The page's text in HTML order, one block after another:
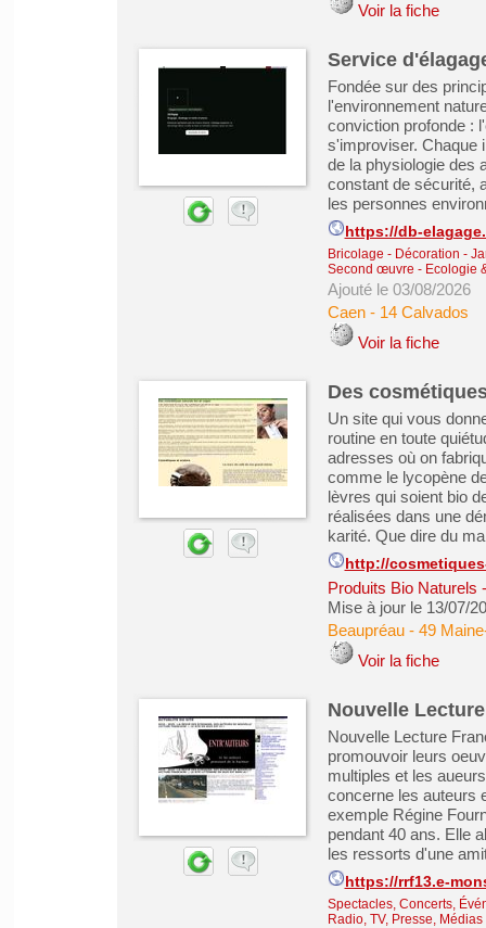
Voir la fiche
Service
Fondée sur des
l'environnement
conviction profonde :
s'improviser. Chaque
de la physiologie des
constant de sécurité,
les personnes
https://db-
Bricolage - Décoration -
Second œuvre - Ecologie
Ajouté le 03/08/2026
Caen- 14 Calvados
Voir la fiche
Des
Un site qui vous
routine en toute
adresses où on
comme le lycopène
lèvres qui soient bio
réalisées dans une
karité. Que dire du
http://
Produits Bio Naturels
Mise à jour le 13/07/
Beaupréau- 49
Voir la fiche
Nouvelle
Nouvelle Lecture
promouvoir leurs
multiples et les
concerne les auteurs
exemple Régine
pendant 40 ans. Elle
les ressorts d'une
https://rrf13.e-
Spectacles, Concerts,
Radio, TV, Presse, Médias